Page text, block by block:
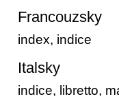
Francouzsky
index, indice
Italsky
indice, libretto,